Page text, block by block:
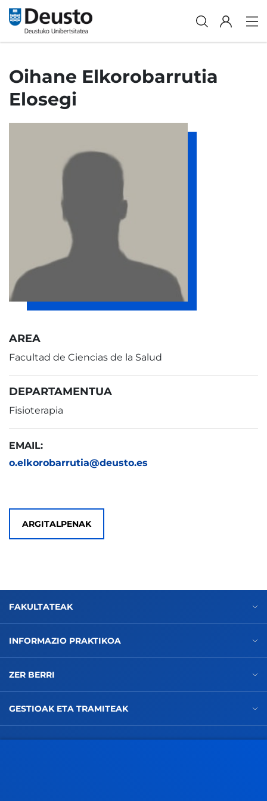
Oihane Elkorobarrutia
Elosegi
AREA
Facultad de Ciencias de la Salud
DEPARTAMENTUA
Fisioterapia
EMAIL:
o.elkorobarrutia@deusto.es
ARGITALPENAK
FAKULTATEAK
INFORMAZIO PRAKTIKOA
ZER BERRI
GESTIOAK ETA TRAMITEAK